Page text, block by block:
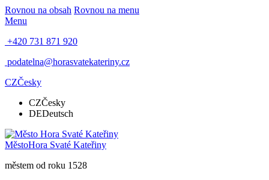
Rovnou na obsah Rovnou na menu
Menu
+420 731 871 920
podatelna@horasvatekateriny.cz
CZČesky
CZČesky
DEDeutsch
MěstoHora Svaté Kateřiny
městem od roku 1528